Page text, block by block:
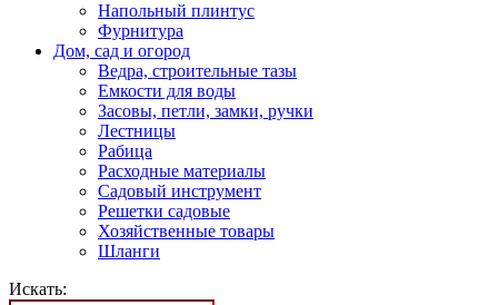
Напольный плинтус
Фурнитура
Дом, сад и огород
Ведра, строительные тазы
Емкости для воды
Засовы, петли, замки, ручки
Лестницы
Рабица
Расходные материалы
Садовый инструмент
Решетки садовые
Хозяйственные товары
Шланги
Искать: